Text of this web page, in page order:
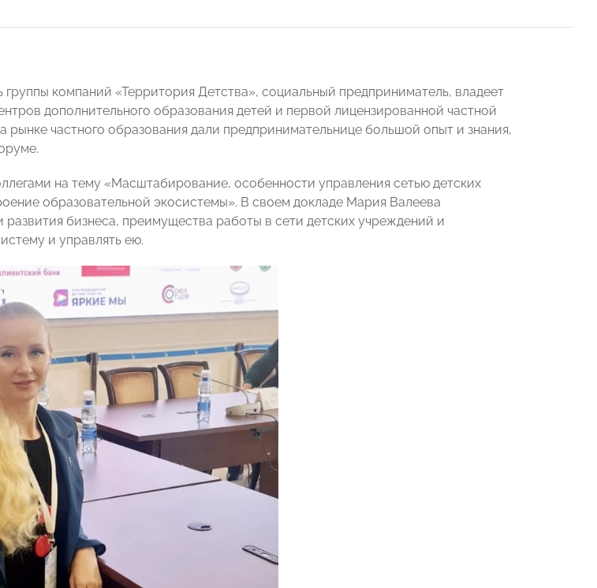
компаний «Территория Детства», социальный предприниматель, владеет
дополнительного образования детей и первой лицензированной частной
рынке частного образования дали предпринимательнице большой опыт и знания,
на тему «Масштабирование, особенности управления сетью детских
образовательной экосистемы». В своем докладе Мария Валеева
развития бизнеса, преимущества работы в сети детских учреждений и
и управлять ею.